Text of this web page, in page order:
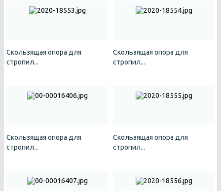
Скользящая опора для
стропил...
Скользящая опора для
стропил...
Скользящая опора для
стропил...
Скользящая опора для
стропил...